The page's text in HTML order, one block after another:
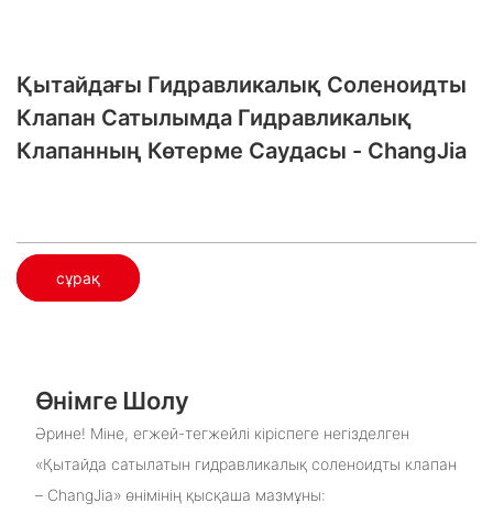
Қытайдағы Гидравликалық Соленоидты
Клапан Сатылымда​ Гидравликалық
Клапанның Көтерме Саудасы - ChangJia
сұрақ
Өнімге Шолу
Әрине! Міне, егжей-тегжейлі кіріспеге негізделген
«Қытайда сатылатын гидравликалық соленоидты клапан
– ChangJia» өнімінің қысқаша мазмұны: